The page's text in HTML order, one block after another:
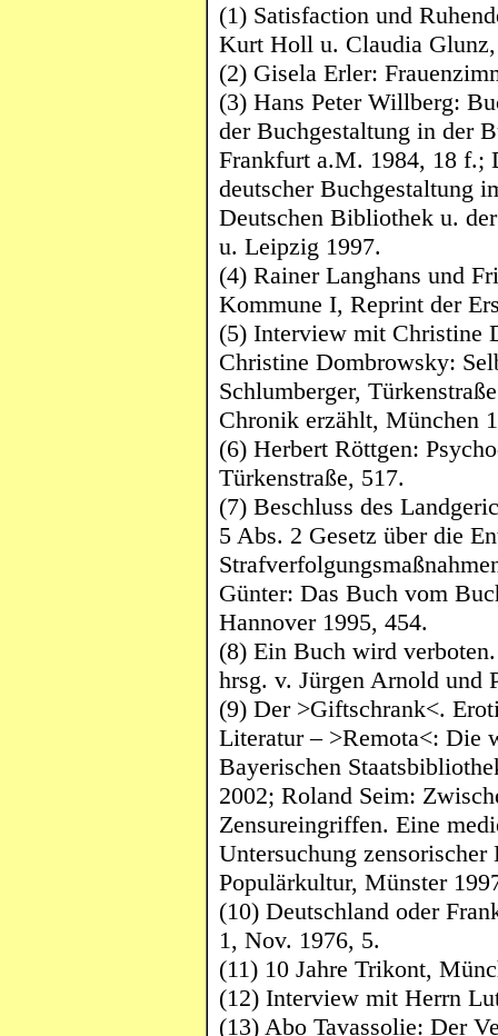
(1) Satisfactionund
Kurt Holl u. Claudia Glunz
(2) Gisela Erler:
(3) Hans Peter Willberg:
der Buchgestaltung in der
Frankfurt a.M. 1984, 18 f.;
deutscher Buchgestaltung
Deutschen Bibliothek u.
u. Leipzig 1997.
(4) Rainer Langhans und
Kommune I, Reprint der
(5) Interview mitChristine
Christine Dombrowsky:
Schlumberger,
Chronik erzählt, München
(6) Herbert Röttgen:
Türkenstraße, 517.
(7) Beschluss des
5 Abs. 2 Gesetz über die
Günter: Das Buch vom
Hannover 1995, 454.
(8) Ein Buch wird
hrsg. v. Jürgen Arnold und
(9) Der >Giftschrank<.
Literatur – >Remota<: Die
Bayerischen
2002; Roland Seim:
Zensureingriffen. Eine
Untersuchung zensorischer
Populärkultur, Münster
(10) Deutschland oder
1, Nov. 1976, 5.
(11) 10 Jahre Trikont,
(12) Interview mit Herrn
(13) Abo Tavassolie: Der